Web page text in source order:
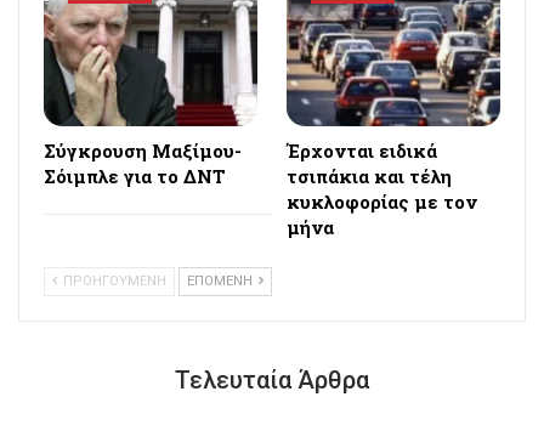
Σύγκρουση Μαξίμου-
Σόιμπλε για το ΔΝΤ
Έρχονται ειδικά
τσιπάκια και τέλη
κυκλοφορίας με τον
μήνα
ΠΡΟΗΓΟΥΜΕΝΗ ΕΠΟΜΕΝΗ
Τελευταία Άρθρα